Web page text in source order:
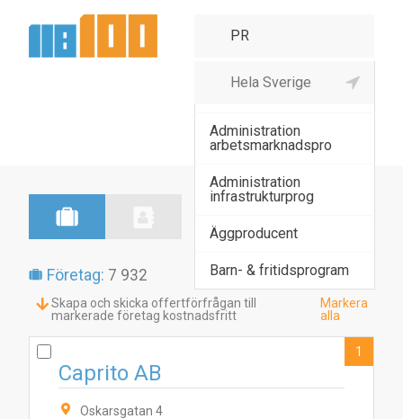
Admin av andra
näringslivsprogra
Administration
arbetsmarknadspro
Administration
infrastrukturprog
Äggproducent
Barn- & fritidsprogram
Företag: 7 932
Skapa och skicka offertförfrågan till
markerade företag kostnadsfritt
Markera
alla
Caprito AB
Oskarsgatan 4
1